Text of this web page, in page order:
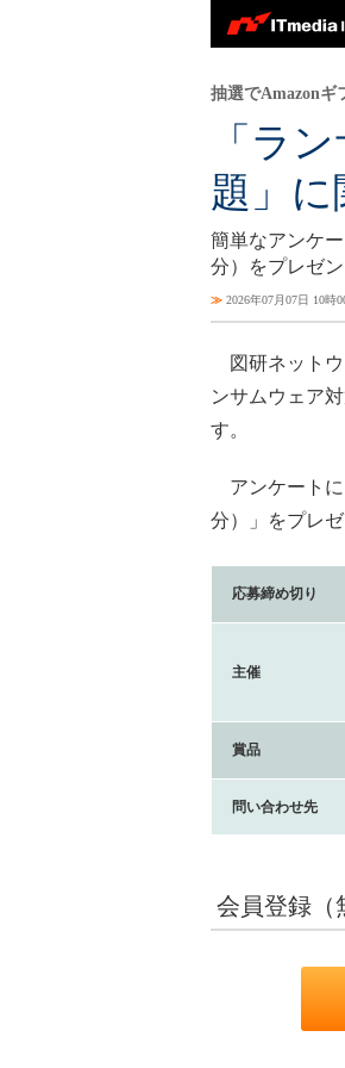
「ラ
題」に
抽選でAmazonギ
簡単なアンケ
分）をプレゼン
≫ 2026年07月07日 10時
図研ネットウ
ンサムウェア
す。
アンケートに
分）」をプレ
応募締め切り
主催
賞品
問い合わせ先
会員登録（